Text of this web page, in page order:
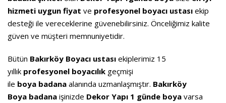
hizmeti uygun fiyat ve profesyonel boyacı ustası ekip
desteği ile vereceklerine güvenebilirsiniz. Önceliğimiz kalite
güven ve müşteri memnuniyetidir.
Bütün Bakırköy Boyacı ustası ekiplerimiz 15
yıllık profesyonel boyacılık geçmişi
ile boya badana alanında uzmanlaşmıştır. Bakırköy
Boya badana işinizde Dekor Yapı 1 günde boya varsa